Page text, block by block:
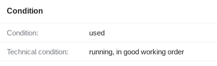
Condition
Condition: used
Technical condition: running, in good working order